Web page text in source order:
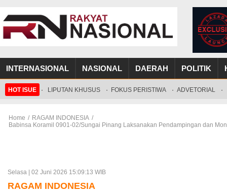
INTERNASIONAL NASIONAL DAERAH POLITIK
HOT ISUE · LIPUTAN KHUSUS · FOKUS PERISTIWA · ADVETORIAL ·
Home / RAGAM INDONESIA /
Babinsa Koramil 0901-02/Sungai Pinang Laksanakan Pendampingan dan
Selasa | 02 Juni 2026 15:09:13 WIB
RAGAM INDONESIA